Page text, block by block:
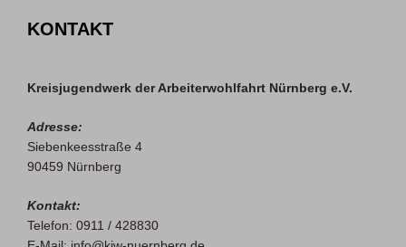
KONTAKT
Kreisjugendwerk der Arbeiterwohlfahrt Nürnberg e.V.
Adresse:
Siebenkeesstraße 4
90459 Nürnberg
Kontakt:
Telefon: 0911 / 428830